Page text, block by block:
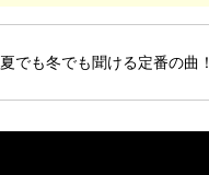
夏でも冬でも聞ける定番の曲！